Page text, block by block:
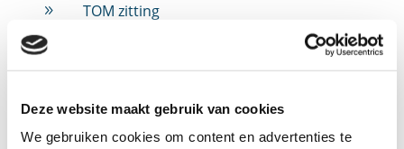
Deze website maakt gebruik van cookies
We gebruiken cookies om content en advertenties te
9 TOM zitting
9
9 Rijbewijs ingevorderd door alcohol
9 Rijbewijs ingevorderd door drugs
9 Rijbewijs ingevorderd door snelheid